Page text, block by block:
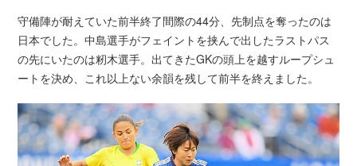
守備陣が耐えていた前半終了間際の44分、先制点を奪ったのは
日本でした。中島選手がフェイントを挟んで出したラストパス
の先にいたのは籾木選手。出てきたGKの頭上を越すループシュ
ートを決め、これ以上ない余韻を残して前半を終えました。